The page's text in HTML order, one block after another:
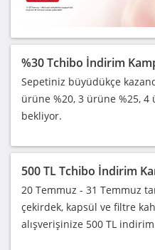
%30 Tchibo İndirim
Sepetiniz büyüdükçe
ürüne %20, 3 ürüne %25,
bekliyor.
500 TL Tchibo İndirim
20 Temmuz - 31 Temmuz
çekirdek, kapsül ve filtre
alışverişinize 500 TL